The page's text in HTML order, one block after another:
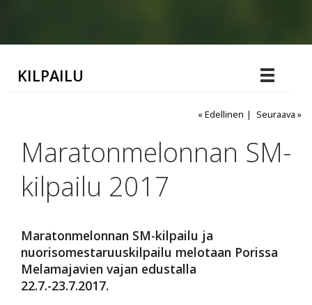
KILPAILU
« Edellinen | Seuraava »
Maratonmelonnan SM-
kilpailu 2017
Maratonmelonnan SM-kilpailu ja
nuorisomestaruuskilpailu melotaan Porissa
Melamajavien vajan edustalla
22.7.-23.7.2017.